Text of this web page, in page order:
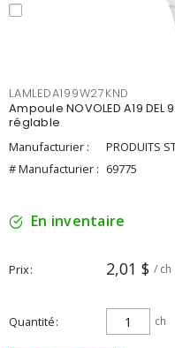
LAMLEDA199W27KND
Ampoule NOVOLED A19
réglable
Manufacturier :
PRODUITS
# Manufacturier : 69775
En inventaire
Prix 2,01 $ / ch
Quantité ch